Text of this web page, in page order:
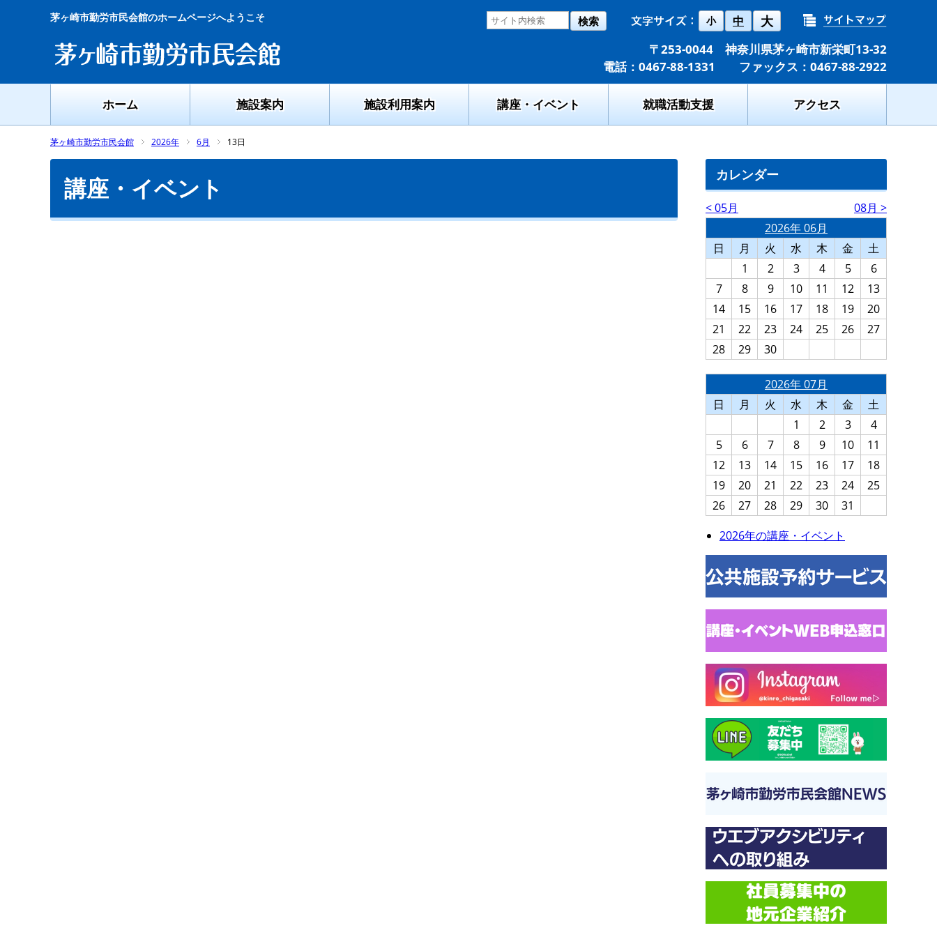
茅ヶ崎市勤労市民会館のホームページへようこそ 小 中 大
検索
〒253-0044 神奈川県茅ヶ崎市新栄町13-32
電話：0467-88-1331 ファックス：0467-88-2922
ホーム 施設案内 施設利用案内 講座・イベント 就職活動支援 アクセス
茅ヶ崎市勤労市民会館 2026年 6月 13日
講座・イベント カレンダー
< 05月
08月 >
2026年 06月
日
月 火 水 木 金
土
1
2 3 4 5
6
7
8 9 10 11 12
13
14
15 16 17 18 19
20
21
22 23 24 25 26
27
28
29 30
2026年 07月
日
月 火 水 木 金
土
1
2 3
4
5
6 7 8 9 10
11
12
13 14 15 16 17
18
19
20 21 22 23 24
25
26
27 28 29 30
31
2026年の講座・イベント